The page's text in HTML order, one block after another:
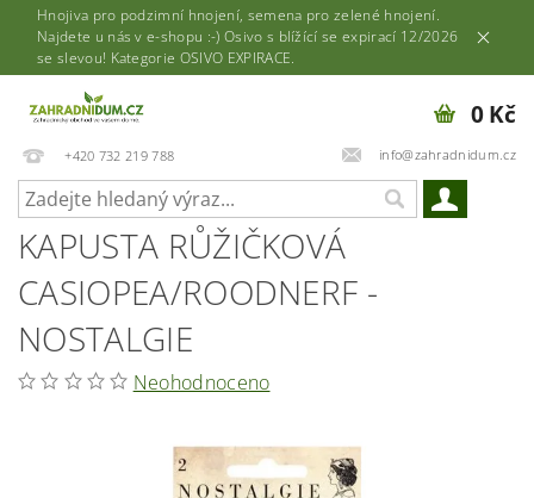
Hnojiva pro podzimní hnojení, semena pro zelené hnojení.
Najdete u nás v e-shopu :-) Osivo s blížící se expirací 12/2026
se slevou! Kategorie OSIVO EXPIRACE.
+420 732 219 788 info@zahradnidum.cz
0 Kč
KAPUSTA RŮŽIČKOVÁ
CASIOPEA/ROODNERF -
NOSTALGIE
Neohodnoceno